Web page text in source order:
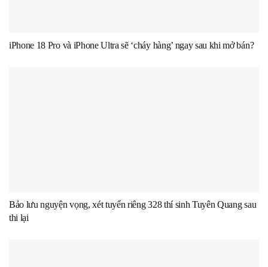
iPhone 18 Pro và iPhone Ultra sẽ ‘cháy hàng’ ngay sau khi mở bán?
Bảo lưu nguyện vọng, xét tuyển riêng 328 thí sinh Tuyên Quang sau
thi lại